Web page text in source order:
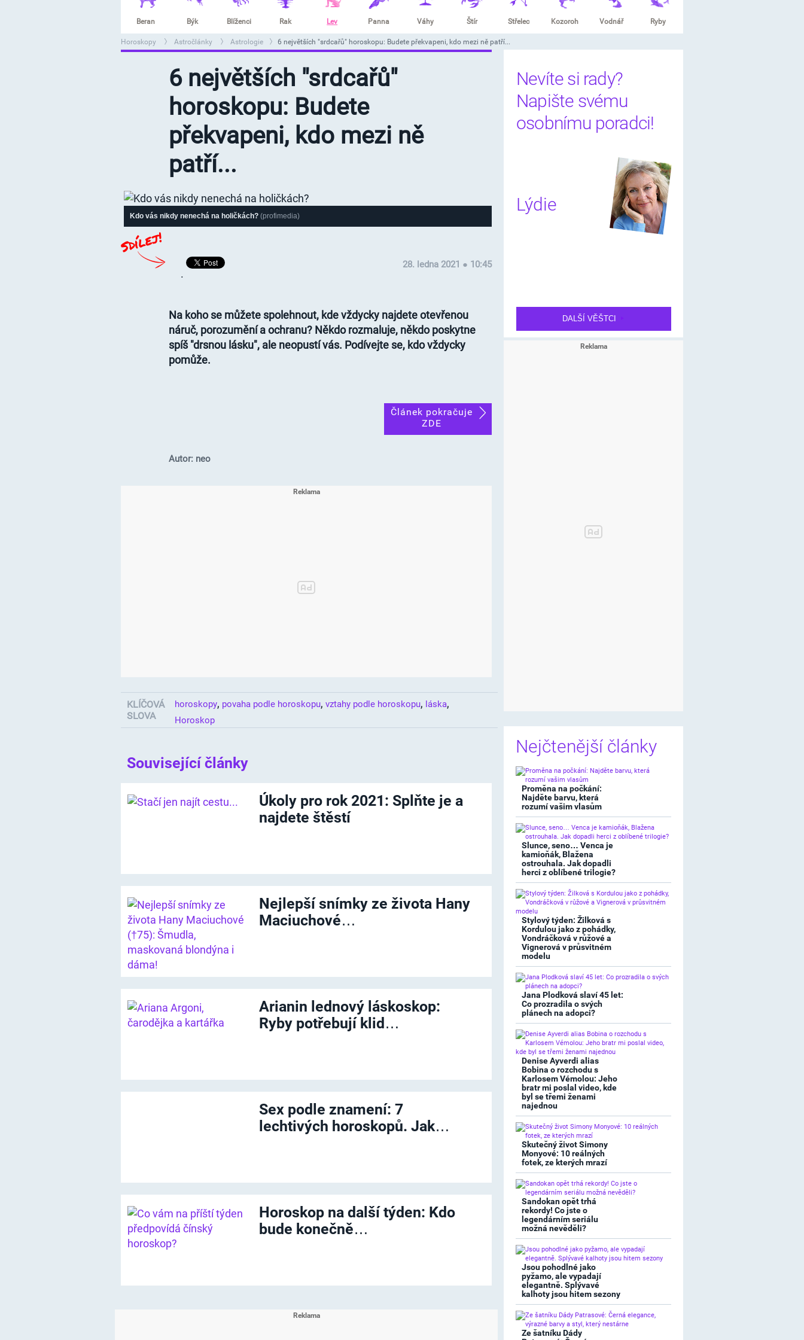
Beran Býk Blíženci Rak Lev Panna Váhy Štír Střelec Kozoroh Vodnář Ryby
Horoskopy Astročlánky Astrologie
>
6 největších "srdcařů" horoskopu: Budete překvapeni, kdo mezi ně patří...
6 největších "srdcařů"
horoskopu: Budete
překvapeni, kdo mezi ně
patří...
Kdo vás nikdy nenechá na holičkách? (profimedia)
.
28. ledna 2021 ● 10:45
Na koho se můžete spolehnout, kde vždycky najdete otevřenou
náruč, porozumění a ochranu? Někdo rozmaluje, někdo poskytne
spíš "drsnou lásku", ale neopustí vás. Podívejte se, kdo vždycky
pomůže.
Článek pokračuje
ZDE
Autor: neo
KLÍČOVÁ
SLOVA
horoskopy, povaha podle horoskopu, vztahy podle horoskopu, láska,
Horoskop
Související články
Úkoly pro rok 2021: Splňte je a
najdete štěstí
Nejlepší snímky ze života Hany
Maciuchové…
Arianin lednový láskoskop:
Ryby potřebují klid…
Sex podle znamení: 7
lechtivých horoskopů. Jak…
Horoskop na další týden: Kdo
bude konečně…
Nevíte si rady?
Napište svému
osobnímu poradci!
Lýdie
DALŠÍ VĚŠTCI
Nejčtenější články
Proměna na počkání:
Najděte barvu, která
rozumí vašim vlasům
Slunce, seno… Venca je
kamioňák, Blažena
ostrouhala. Jak dopadli
herci z oblíbené trilogie?
Stylový týden: Žilková s
Kordulou jako z pohádky,
Vondráčková v růžové a
Vignerová v průsvitném
modelu
Jana Plodková slaví 45 let:
Co prozradila o svých
plánech na adopci?
Denise Ayverdi alias
Bobina o rozchodu s
Karlosem Vémolou: Jeho
bratr mi poslal video, kde
byl se třemi ženami
najednou
Skutečný život Simony
Monyové: 10 reálných
fotek, ze kterých mrazí
Sandokan opět trhá
rekordy! Co jste o
legendárním seriálu
možná nevěděli?
Jsou pohodlné jako
pyžamo, ale vypadají
elegantně. Splývavé
kalhoty jsou hitem sezony
Ze šatníku Dády